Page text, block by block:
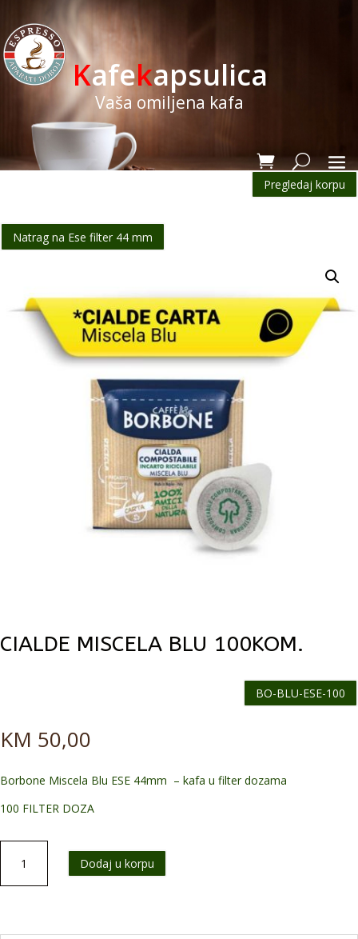
Kafekapsulica
Vaša omiljena kafa
Pregledaj korpu
Natrag na Ese filter 44 mm
CIALDE MISCELA BLU 100KOM.
BO-BLU-ESE-100
KM 50,00
Borbone Miscela Blu ESE 44mm – kafa u filter dozama
100 FILTER DOZA
Miscela
Blu
Dodaj u korpu